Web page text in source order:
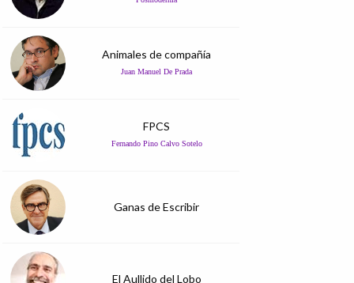
Animales de compañía
Juan Manuel De Prada
FPCS
Fernando Pino Calvo Sotelo
Ganas de Escribir
El Aullido del Lobo